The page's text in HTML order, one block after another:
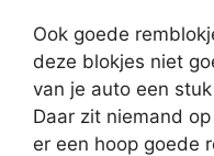
Ook goede
deze blokjes niet
van je auto een
Daar zit niemand
er een hoop goede